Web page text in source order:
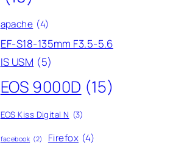
apache (4)
EF-S18-135mm F3.5-5.6
IS USM (5)
EOS 9000D (15)
EOS Kiss Digital N (3)
facebook (2) Firefox (4)